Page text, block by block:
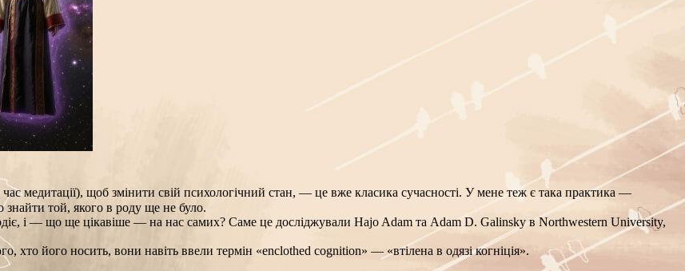
час медитації), щоб змінити свій психологічний стан, — це вже класика сучасності. У мене теж є така практика —
знайти той, якого в роду ще не було.
і — що ще цікавіше — на нас самих? Саме це досліджували Hajo Adam та Adam D. Galinsky в Northwestern University,
його носить, вони навіть ввели термін «enclothed cognition» — «втілена в одязі когніція».